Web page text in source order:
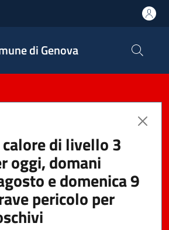
di Genova
di livello 3
oggi, domani
e domenica 9
pericolo per